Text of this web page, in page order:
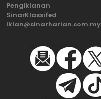
Pengiklanan
SinarKlassifed
iklan@sinarharian.com.my